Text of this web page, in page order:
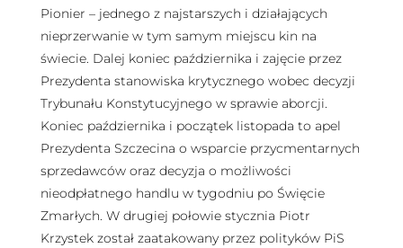
Pionier – jednego z najstarszych i działających
nieprzerwanie w tym samym miejscu kin na
świecie. Dalej koniec października i zajęcie przez
Prezydenta stanowiska krytycznego wobec decyzji
Trybunału Konstytucyjnego w sprawie aborcji.
Koniec października i początek listopada to apel
Prezydenta Szczecina o wsparcie przycmentarnych
sprzedawców oraz decyzja o możliwości
nieodpłatnego handlu w tygodniu po Święcie
Zmarłych. W drugiej połowie stycznia Piotr
Krzystek został zaatakowany przez polityków PiS